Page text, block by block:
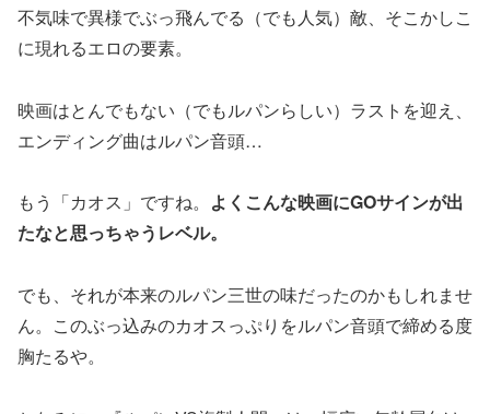
不気味で異様でぶっ飛んでる（でも人気）敵、そこかしこ
に現れるエロの要素。
映画はとんでもない（でもルパンらしい）ラストを迎え、
エンディング曲はルパン音頭…
もう「カオス」ですね。 よくこんな映画にGOサインが出
たなと思っちゃうレベル。
でも、それが本来のルパン三世の味だったのかもしれませ
ん。このぶっ込みのカオスっぷりをルパン音頭で締める度
胸たるや。